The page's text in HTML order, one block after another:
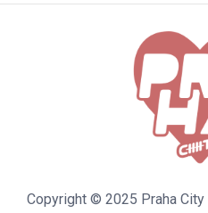
Copyright © 2025 Praha City |